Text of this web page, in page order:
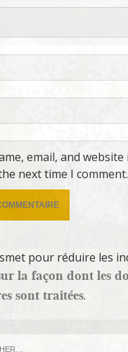
email, and
next time I comment.
pour réduire les
la façon dont les
sont traitées.